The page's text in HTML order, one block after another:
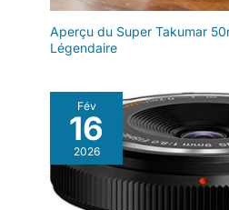
Sa
une
une
de vue
et
pour
Aperçu du Super Takumar
Légendaire
Fév
16
2026